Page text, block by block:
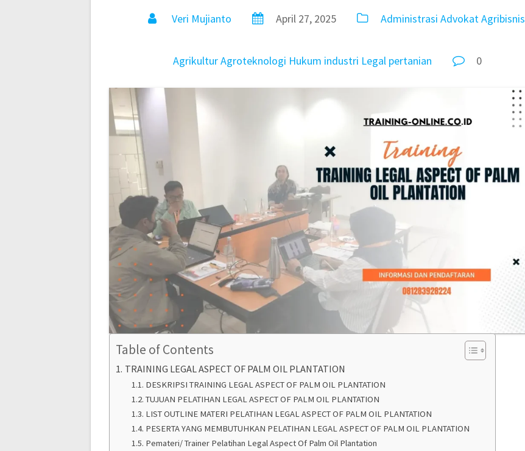
Veri Mujianto April 27, 2025 Administrasi AdvokatAgribisnis
AgrikulturAgroteknologi Hukum industri Legal pertanian 0
Table of Contents
TRAINING LEGAL ASPECT OF PALM OIL PLANTATION
DESKRIPSI TRAINING LEGAL ASPECT OF PALM OIL PLANTATION
TUJUAN PELATIHAN LEGAL ASPECT OF PALM OIL PLANTATION
LIST OUTLINE MATERI PELATIHAN LEGAL ASPECT OF PALM OIL PLANTATION
PESERTA YANG MEMBUTUHKAN PELATIHAN LEGAL ASPECT OF PALM OIL PLANTATION
Pemateri/ Trainer Pelatihan Legal Aspect Of Palm Oil Plantation